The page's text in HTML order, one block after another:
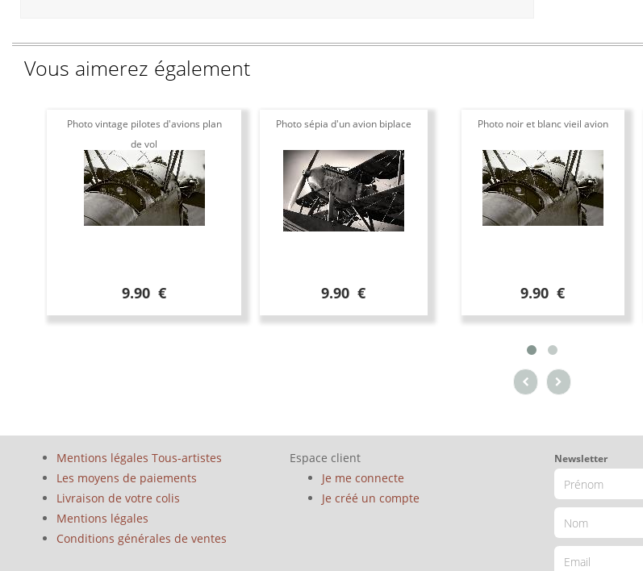
Vous aimerez également
Photo vintage pilotes d'avions plan
de vol
9.90 €
Photo sépia d'un avion biplace
9.90 €
Photo noir et blanc vieil avion
9.90 €
Mentions légales Tous-artistes
Les moyens de paiements
Livraison de votre colis
Mentions légales
Conditions générales de ventes
Espace client
Je me connecte
Je créé un compte
Newsletter